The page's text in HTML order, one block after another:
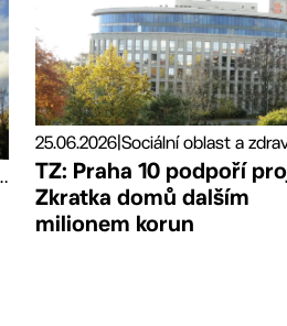
Tiskové zprávy
25.06.2026|
TZ: Praha 10 podpoří
Zkratka domů dalším
milionem korun